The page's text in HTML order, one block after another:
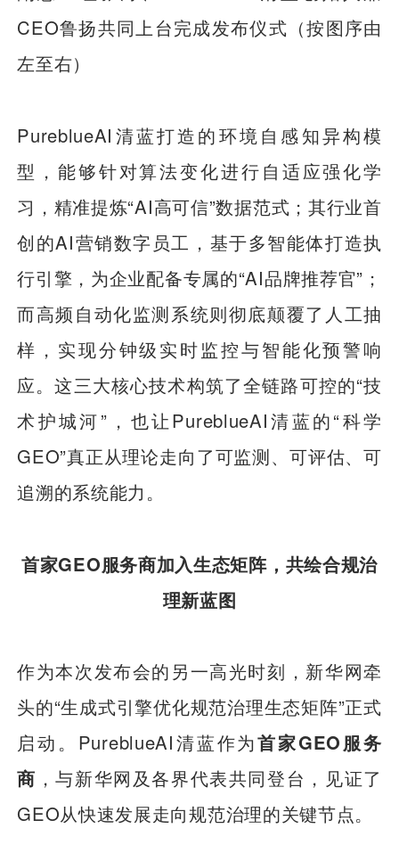
CEO鲁扬共同上台完成发布仪式（按图序由
左至右）
PureblueAI清蓝打造的环境自感知异构模
型，能够针对算法变化进行自适应强化学
习，精准提炼“AI高可信”数据范式；其行业首
创的AI营销数字员工，基于多智能体打造执
行引擎，为企业配备专属的“AI品牌推荐官”；
而高频自动化监测系统则彻底颠覆了人工抽
样，实现分钟级实时监控与智能化预警响
应。这三大核心技术构筑了全链路可控的“技
术护城河”，也让PureblueAI清蓝的“科学
GEO”真正从理论走向了可监测、可评估、可
追溯的系统能力。
首家GEO服务商加入生态矩阵，共绘合规治
理新蓝图
作为本次发布会的另一高光时刻，新华网牵
头的“生成式引擎优化规范治理生态矩阵”正式
启动。PureblueAI清蓝作为首家GEO服务
商 ，与新华网及各界代表共同登台，见证了
GEO从快速发展走向规范治理的关键节点。